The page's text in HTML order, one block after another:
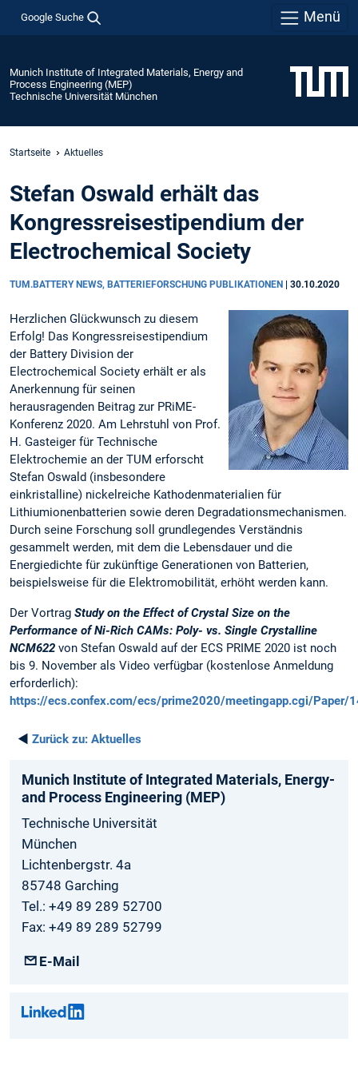
Google Suche Menü
Munich Institute of Integrated Materials, Energy and
Process Engineering (MEP)
Technische Universität München
Startseite Aktuelles
Stefan Oswald erhält das
Kongressreisestipendium der
Electrochemical Society
TUM.BATTERY NEWS, BATTERIEFORSCHUNG PUBLIKATIONEN 30.10.2020
Herzlichen Glückwunsch zu diesem
Erfolg! Das Kongressreisestipendium
der Battery Division der
Electrochemical Society erhält er als
Anerkennung für seinen
herausragenden Beitrag zur PRiME-
Konferenz 2020. Am Lehrstuhl von Prof.
H. Gasteiger für Technische
Elektrochemie an der TUM erforscht
Stefan Oswald (insbesondere
einkristalline) nickelreiche Kathodenmaterialien für
Lithiumionenbatterien sowie deren Degradationsmechanismen.
Durch seine Forschung soll grundlegendes Verständnis
gesammelt werden, mit dem die Lebensdauer und die
Energiedichte für zukünftige Generationen von Batterien,
beispielsweise für die Elektromobilität, erhöht werden kann.
Der Vortrag Study on the Effect of Crystal Size on the
Performance of Ni-Rich CAMs: Poly- vs. Single Crystalline
NCM622 von Stefan Oswald auf der ECS PRIME 2020 ist noch
bis 9. November als Video verfügbar (kostenlose Anmeldung
erforderlich):
https://ecs.confex.com/ecs/prime2020/meetingapp.cgi/Paper/
◄ Zurück zu: Aktuelles
Munich­ Institute­ of Integrated­ Materials­, Energy­
and­ Process­ Engineering­ (MEP)
Technische Universität
München
Lichtenbergstr. 4a
85748 Garching
Tel.: +49 89 289 52700
Fax: +49 89 289 52799
E-Mail